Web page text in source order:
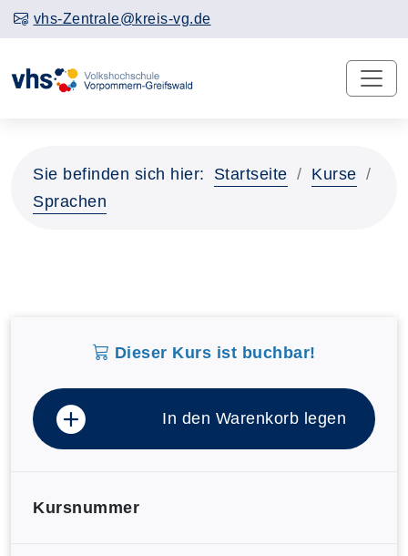
vhs-Zentrale@kreis-vg.de
Sie befinden sich hier: Startseite
Kurse
Sprachen
Dieser Kurs ist buchbar!
In den Warenkorb legen
Kursnummer